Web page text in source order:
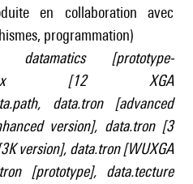
en collaboration avec
programmation)
: datamatics [prototype-
[12 XGA
, data.tron [advanced
version], data.tron [3
version], data.tron [WUXGA
[prototype], data.tecture